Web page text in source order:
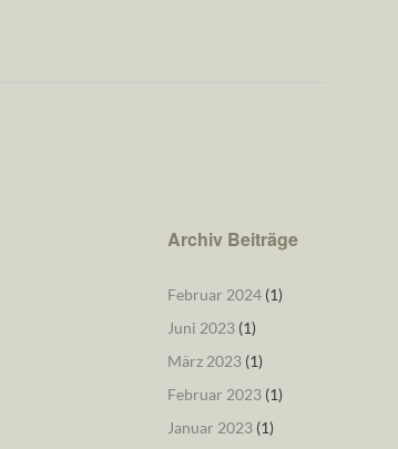
Archiv Beiträge
Februar 2024(1)
Juni 2023(1)
März 2023(1)
Februar 2023(1)
Januar 2023(1)